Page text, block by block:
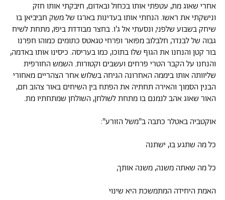
אחרי שאוג מת, עטפתי אותו בכחול ובאדום, חיבקתי אותו חזק
ונישקתי את ראשו. הנחתי אותו בעדינות בארגז של משק חביביאן בו
שיחק בשבוע שלפני, ונסעתי אל ג'ו. בחצר מבודדת ביפו, מתחת לשיח
גבוה של לבנדר, חלבלוב מפואר ופרחי טגאטס כתומים כמוהו חפרנו
בור קטן והנחנו את הגוף שלו בתוכו, כמו בעריסה. כיסינו אותו באדמה,
והנחנו על הקבר הטרי פרחים ועשבים וקטורות. השמש החורפית
שליוותה אותו ביממה האחרונה הגיחה בשלוש אחר הצהריים מאחורי
הבנין הסמוך והאירה תחתיה את הפתח בין השיחים באור צהוב חם,
האור שאוג אהב לנמנם בו מתחת לשולחן, השולחן שמתחתיו מת.
אוקטביה באטלר כתבה ב"משל הזורע":
כל מה שתגע בו, ישתנה
כל מה שאתה משנה, משנה אותך,
האמת היחידה המתמשכת היא שינוי